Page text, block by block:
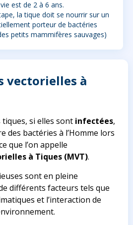
est de 2 à 6 ans.
la tique doit se nourrir sur un
porteur de bactéries
petits mammifères sauvages)
vectorielles à
tiques, si elles sont infectées,
des bactéries à l’Homme lors
que l’on appelle
à Tiques (MVT).
sont en pleine
différents facteurs tels que
et l’interaction de